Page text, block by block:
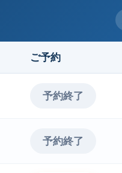
ご予約
予約終了
予約終了